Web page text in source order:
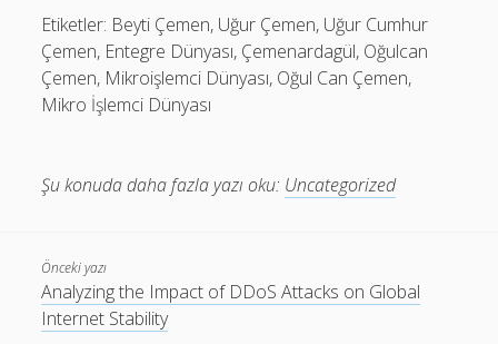
Etiketler: Beyti Çemen, Uğur Çemen, Uğur Cumhur
Çemen, Entegre Dünyası, Çemenardagül, Oğulcan
Çemen, Mikroişlemci Dünyası, Oğul Can Çemen,
Mikro İşlemci Dünyası
Şu konuda daha fazla yazı oku: Uncategorized
Önceki yazı
Analyzing the Impact of DDoS Attacks on Global
Internet Stability